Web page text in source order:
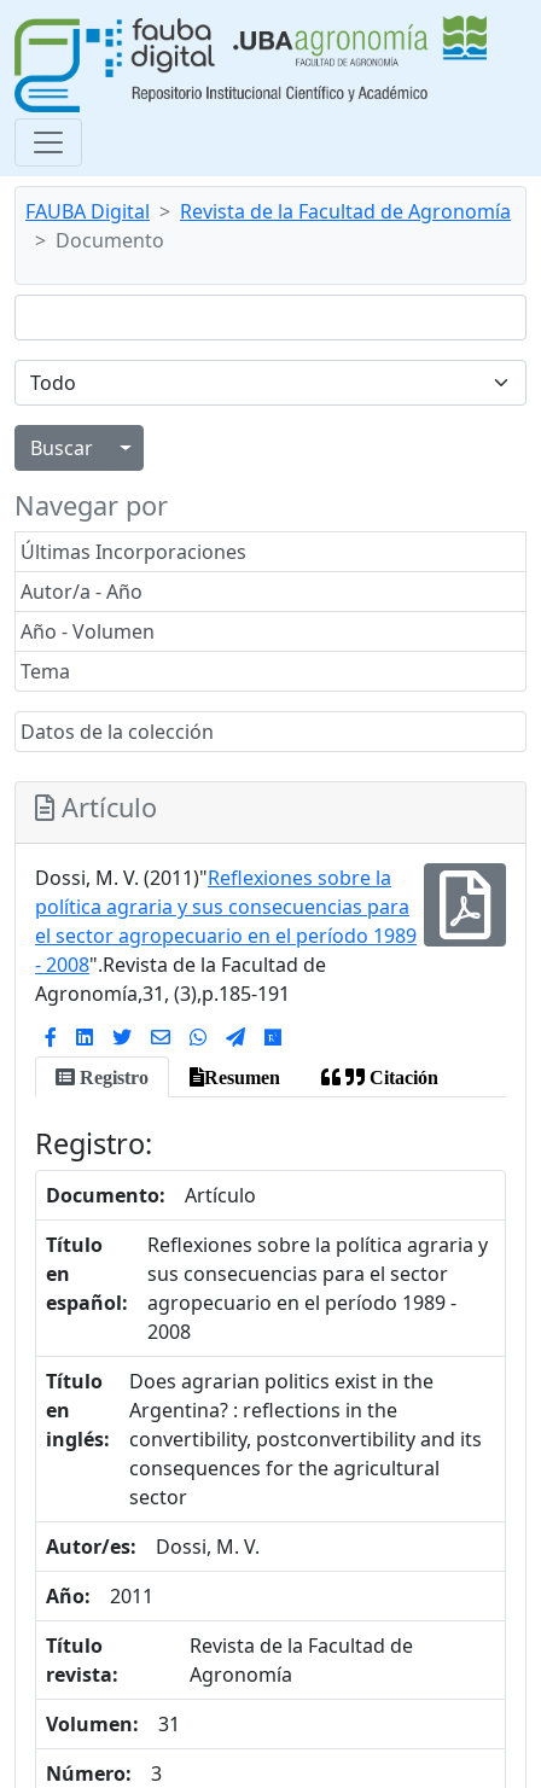
FAUBA Digital
Revista de la Facultad de Agronomía
Documento
Alternar menú desplegable
Navegar por
Últimas Incorporaciones
Autor/a - Año
Año - Volumen
Tema
Datos de la colección
Artículo
Dossi, M. V. (2011)"Reflexiones sobre la
política agraria y sus consecuencias para
el sector agropecuario en el período 1989
- 2008".Revista de la Facultad de
Agronomía,31, (3),p.185-191
Registro Resumen Citación
Registro:
Documento:
Artículo
Título
en
español:
Reflexiones sobre la política agraria y
sus consecuencias para el sector
agropecuario en el período 1989 -
2008
Título
en
inglés:
Does agrarian politics exist in the
Argentina? : reflections in the
convertibility, postconvertibility and its
consequences for the agricultural
sector
Autor/es:
Dossi, M. V.
Año:
2011
Título
revista:
Revista de la Facultad de
Agronomía
Volumen:
31
Número:
3